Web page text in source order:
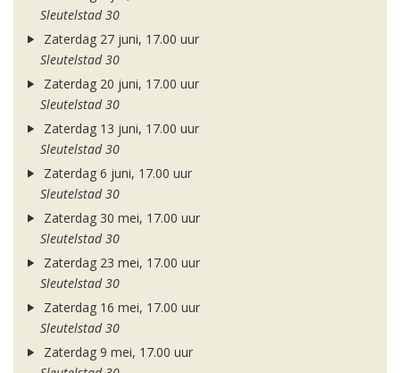
Sleutelstad 30
Zaterdag 27 juni, 17.00 uur
Sleutelstad 30
Zaterdag 20 juni, 17.00 uur
Sleutelstad 30
Zaterdag 13 juni, 17.00 uur
Sleutelstad 30
Zaterdag 6 juni, 17.00 uur
Sleutelstad 30
Zaterdag 30 mei, 17.00 uur
Sleutelstad 30
Zaterdag 23 mei, 17.00 uur
Sleutelstad 30
Zaterdag 16 mei, 17.00 uur
Sleutelstad 30
Zaterdag 9 mei, 17.00 uur